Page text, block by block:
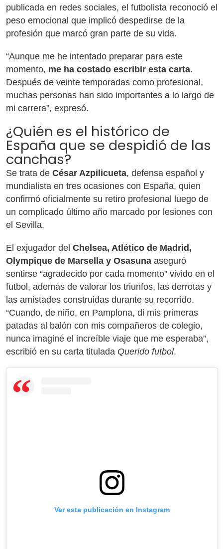
publicada en redes sociales, el futbolista reconoció el
peso emocional que implicó despedirse de la
profesión que marcó gran parte de su vida.
“Aunque me he intentado preparar para este
momento, me ha costado escribir esta carta.
Después de veinte temporadas como profesional,
muchas personas han sido importantes a lo largo de
mi carrera”, expresó.
¿Quién es el histórico de
España que se despidió de las
canchas?
Se trata de César Azpilicueta, defensa español y
mundialista en tres ocasiones con España, quien
confirmó oficialmente su retiro profesional luego de
un complicado último año marcado por lesiones con
el Sevilla.
El exjugador del Chelsea, Atlético de Madrid,
Olympique de Marsella y Osasuna aseguró
sentirse “agradecido por cada momento” vivido en el
futbol, además de valorar los triunfos, las derrotas y
las amistades construidas durante su recorrido.
“Cuando, de niño, en Pamplona, di mis primeras
patadas al balón con mis compañeros de colegio,
nunca imaginé el increíble viaje que me esperaba”,
escribió en su carta titulada Querido futbol.
Ver esta publicación en Instagram